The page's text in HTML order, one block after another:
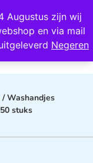
Augustus zijn wij
en via mail
Negeren
/ Washandjes
stuks